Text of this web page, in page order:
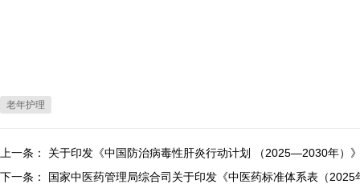
老年护理
上一条： 关于印发《中国防治病毒性肝炎行动计划 （2025—2030年）
下一条： 国家中医药管理局综合司关于印发《中医药标准体系表（2025